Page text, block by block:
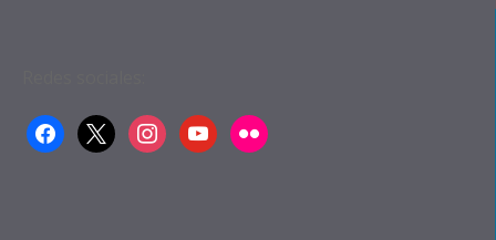
facebook
x instagramyoutubeflickr